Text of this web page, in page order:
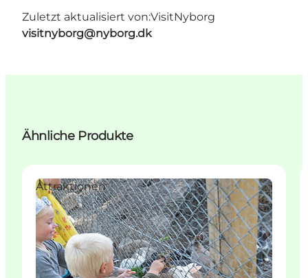
Zuletzt aktualisiert von:VisitNyborg
visitnyborg@nyborg.dk
Ähnliche Produkte
Attraktionen